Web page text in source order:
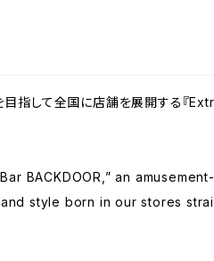
目指して全国に店舗を展開する『
BACKDOOR,” an
style born in our stores